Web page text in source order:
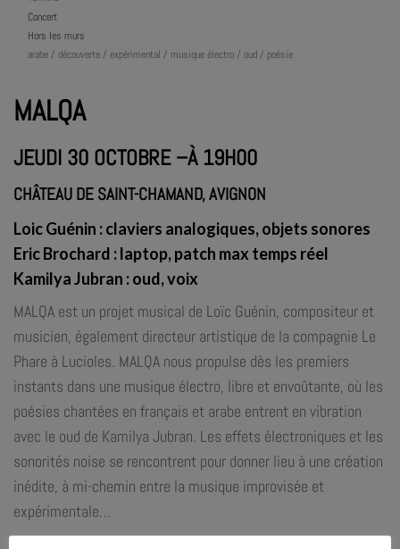
Concert
Hors les murs
arabe / découverte / expérimental / musique électro / oud / poésie
MALQA
JEUDI 30 OCTOBRE –À 19H00
CHÂTEAU DE SAINT-CHAMAND, AVIGNON
Loic Guénin : claviers analogiques, objets sonores
Eric Brochard : laptop, patch max temps réel
Kamilya Jubran : oud, voix
MALQA est un projet musical de Loïc Guénin, compositeur et
musicien, également directeur artistique de la compagnie Le
Phare à Lucioles. MALQA nous propulse dès les premiers
instants dans une musique électro, libre et envoûtante, où les
poésies chantées en français et arabe entrent en vibration
avec le oud de Kamilya Jubran. Les effets électroniques et les
sonorités noise se rencontrent pour donner lieu à une création
inédite, à mi-chemin entre la musique improvisée et
expérimentale…